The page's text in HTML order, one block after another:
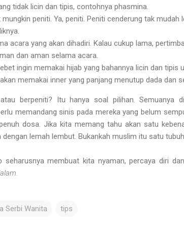
tidak licin dan tipis, contohnya phasmina.
peniti. Ya, peniti. Peniti cenderung tak mudah
acara yang akan dihadiri. Kalau cukup lama,
dan aman selama acara.
ingin memakai hijab yang bahannya licin dan tipis
memakai inner yang panjang menutup dada dan
berpeniti? Itu hanya soal pilihan. Semuanya
memandang sinis pada mereka yang belum
dosa. Jika kita memang tahu akan satu
dengan lemah lembut. Bukankah muslim itu satu
seharusnya membuat kita nyaman, percaya diri
Serbi Wanita tips